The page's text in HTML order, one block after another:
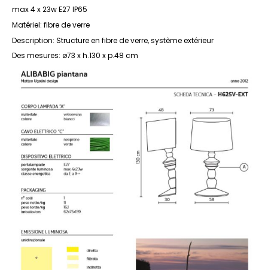
max 4 x 23w E27 IP65
Matériel: fibre de verre
Description: Structure en fibre de verre, système extérieur
Des mesures: ø73 x h.130 x p.48 cm